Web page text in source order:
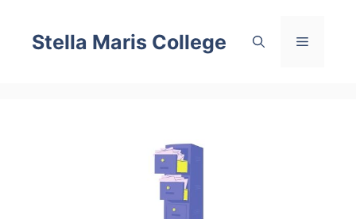
content
Stella Maris College Menu